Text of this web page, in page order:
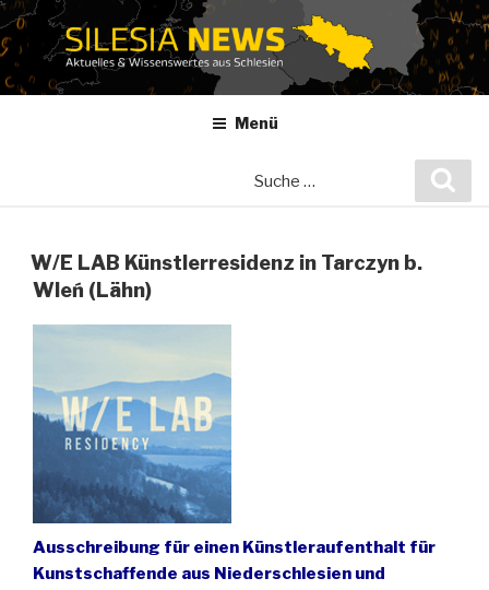
Zum
Inhalt
springen
Menü
W/E LAB Künstlerresidenz in Tarczyn b.
Wleń (Lähn)
Ausschreibung für einen Künstleraufenthalt für
Kunstschaffende aus Niederschlesien und